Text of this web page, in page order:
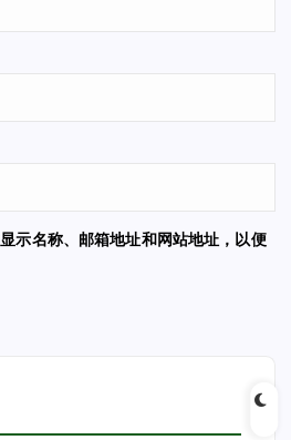
示名称、邮箱地址和网站地址，以便